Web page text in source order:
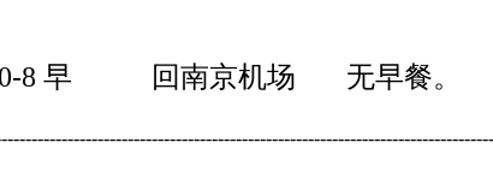
10-8 早 回南京机场 无早餐。